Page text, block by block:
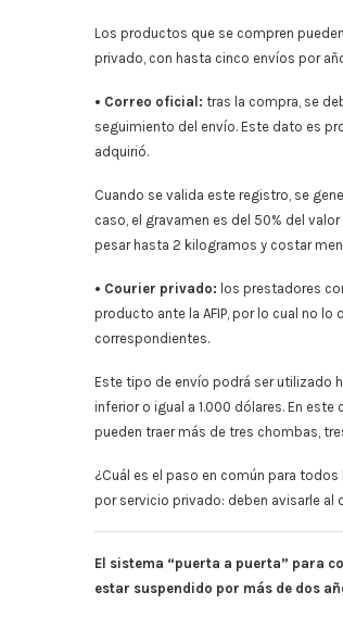
Los productos que se compren
privado, con hasta cinco envíos por
• Correo oficial: tras la compra, se
seguimiento del envío. Este dato es
adquirió.
Cuando se valida este registro, se
caso, el gravamen es del 50% del
pesar hasta 2 kilogramos y costar
• Courier privado: los prestadores
producto ante la AFIP, por lo cual no
correspondientes.
Este tipo de envío podrá ser utilizado
inferior o igual a 1.000 dólares. En
pueden traer más de tres chombas,
¿Cuál es el paso en común para
por servicio privado: deben avisarle
El sistema “puerta a puerta” para
estar suspendido por más de dos